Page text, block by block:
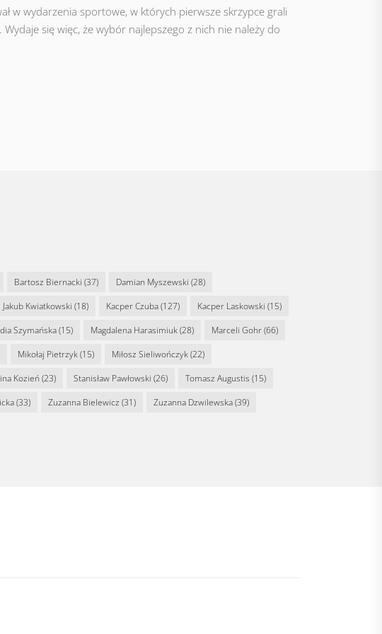
w wydarzenia sportowe, w których pierwsze skrzypce grali
Wydaje się więc, że wybór najlepszego z nich nie należy do
Bartosz Biernacki (37) Damian Myszewski (28)
Jakub Kwiatkowski (18) Kacper Czuba(127) Kacper Laskowski (15)
Szymańska(15) Magdalena Harasimiuk(28) Marceli Gohr(66)
Mikołaj Pietrzyk(15) Miłosz Sieliwończyk(22)
Kozień (23) Stanisław Pawłowski (26) Tomasz Augustis (15)
(33) Zuzanna Bielewicz (31) Zuzanna Dzwilewska(39)